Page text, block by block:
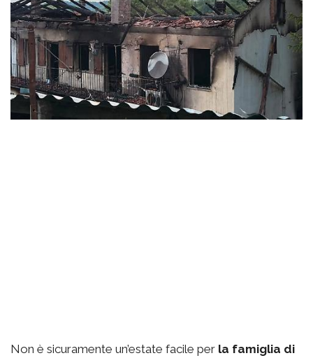
Non è sicuramente un’estate facile per la famiglia di